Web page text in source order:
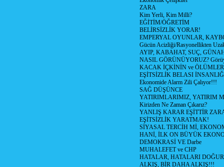
ZARA
Kim Yerli, Kim Milli?
EĞİTİM/ÖĞRETİM
BELİRSİZLİK YORAR!
EMPERYAL OYUNLAR,
Gücün Acizliği/Rasyonellikten
AYIP, KABAHAT, SUÇ,
NASIL GÖRÜNÜYORUZ?
KACAK İÇKİNİN ve
EŞİTSİZLİK BELASI
Ekonomide Alarm Zili Çalıyor!!!
SAĞ DÜŞÜNCE
YATIRIMLARIMIZ, YATIRIM
Kirizden Ne Zaman Çıkarız?
YANLIŞ KARAR EŞİTTİR
EŞİTSİZLİK YARATMAK!
SİYASAL TERCİH Mİ,
HANİ, İLK ON BÜYÜK
DEMOKRASİ VE Darbe
MUHALEFET ve CHP
HATALAR, HATALARI
ALKIŞ, BİR DAHA ALKIŞ!!!